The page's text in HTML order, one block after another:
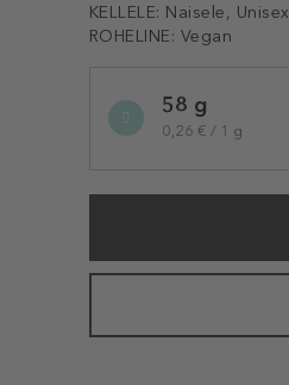
KELLELE: Naisele, Unisex
ROHELINE: Vegan
variation58 g
0,26 € / 1 g